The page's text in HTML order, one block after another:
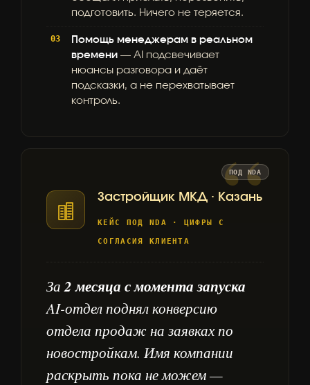
подготовить. Ничего не теряется.
Помощь менеджерам в реальном
времени — AI подсвечивает
нюансы разговора и даёт
подсказки, а не перехватывает
контроль.
Застройщик МКД · Казань
КЕЙС ПОД NDA · ЦИФРЫ С
СОГЛАСИЯ КЛИЕНТА
За 2 месяца с момента запуска
AI-отдел поднял конверсию
отдела продаж на заявках по
новостройкам. Имя компании
раскрыть пока не можем —